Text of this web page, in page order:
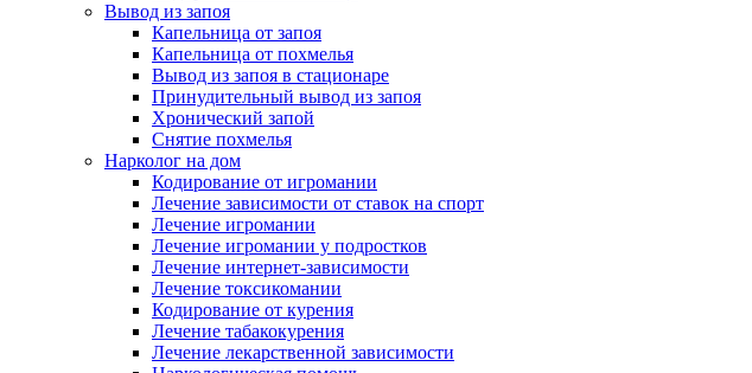
Вывод из запоя
Капельница от запоя
Капельница от похмелья
Вывод из запоя в стационаре
Принудительный вывод из запоя
Хронический запой
Снятие похмелья
Нарколог на дом
Кодирование от игромании
Лечение зависимости от ставок на спорт
Лечение игромании
Лечение игромании у подростков
Лечение интернет-зависимости
Лечение токсикомании
Кодирование от курения
Лечение табакокурения
Лечение лекарственной зависимости